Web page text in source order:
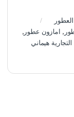
العطور
, امازون عطور ,
التجارية هيماني